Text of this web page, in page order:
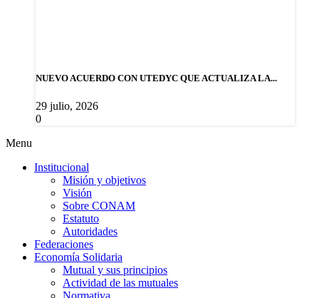
NUEVO ACUERDO CON UTEDYC QUE ACTUALIZA LA...
29 julio, 2026
0
Menu
Institucional
Misión y objetivos
Visión
Sobre CONAM
Estatuto
Autoridades
Federaciones
Economía Solidaria
Mutual y sus principios
Actividad de las mutuales